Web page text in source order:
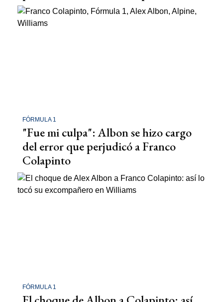
FÓRMULA 1
"Fue mi culpa": Albon se hizo cargo
del error que perjudicó a Franco
Colapinto
FÓRMULA 1